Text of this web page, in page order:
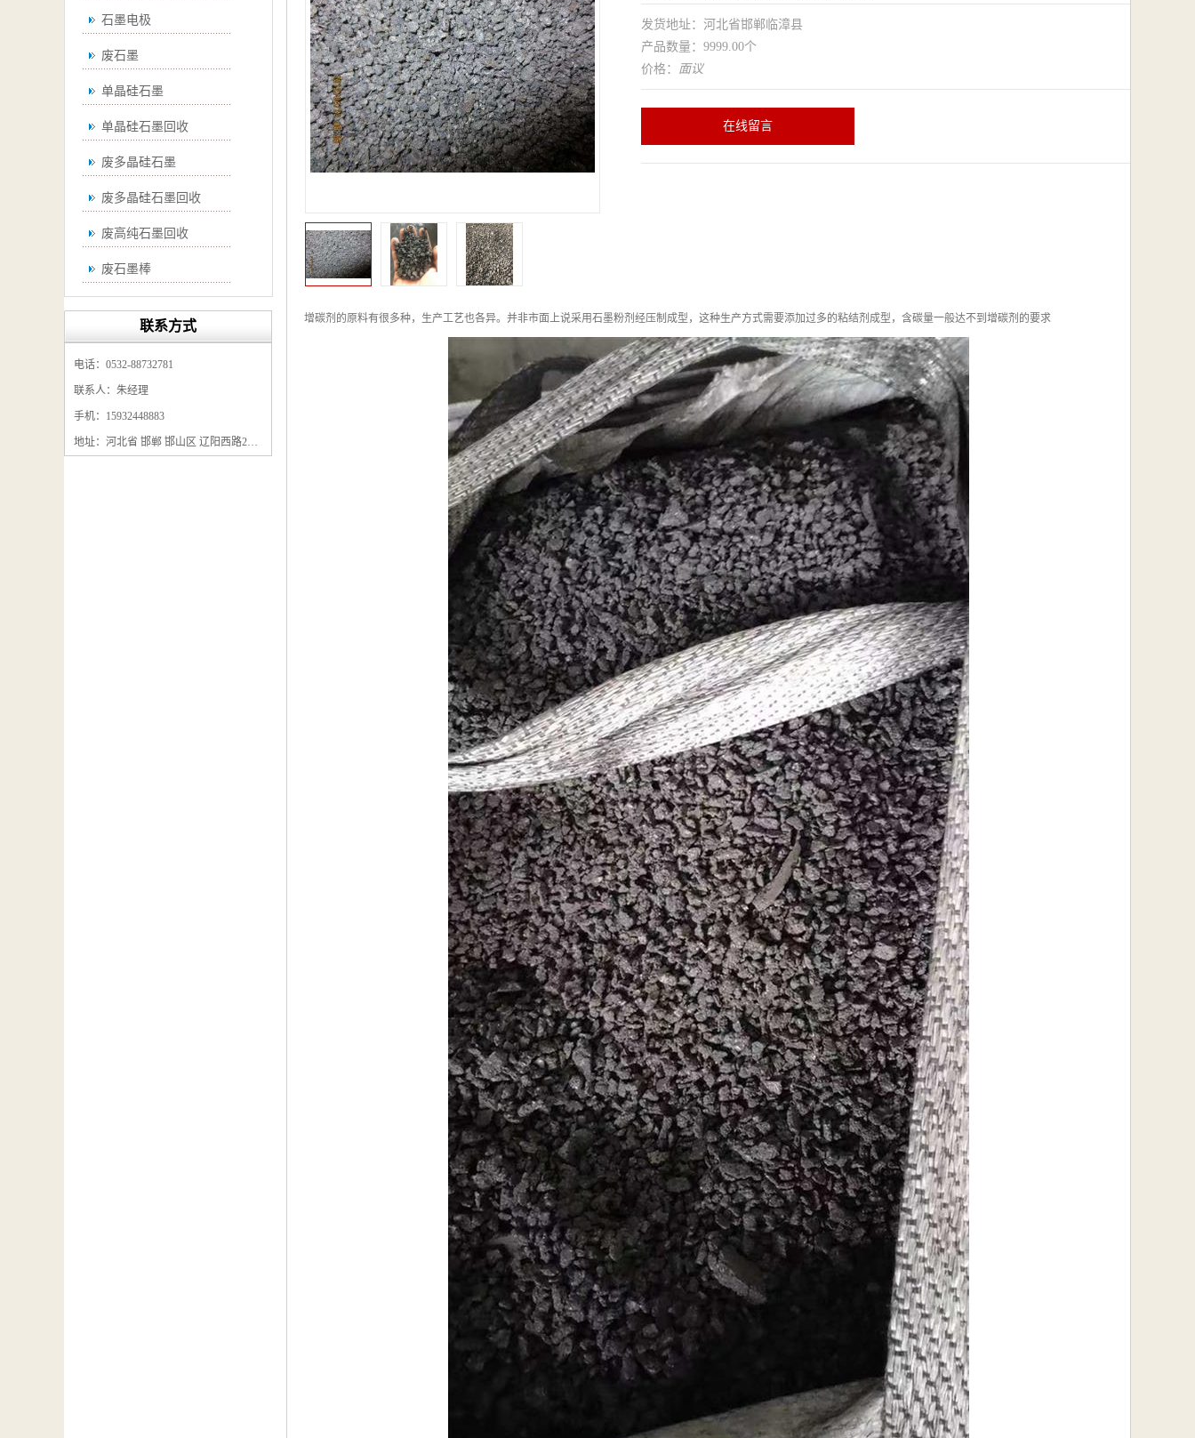
石墨电极
废石墨
单晶硅石墨
单晶硅石墨回收
废多晶硅石墨
废多晶硅石墨回收
废高纯石墨回收
废石墨棒
废石墨换热器回收
石墨粉回收
石墨换热器回收
联系方式
电话：0532-88732781
联系人：朱经理
手机：15932448883
地址：河北省 邯郸 邯山区 辽阳西路295号
发货地址：河北省邯郸临漳县
产品数量：9999.00个
价格： 面议
在线留言
增碳剂的原料有很多种，生产工艺也各异。并非市面上说采用石墨粉剂经压制成型，这种生产方式需要添加过多的粘结剂成型，含碳量一般达不到增碳剂的要求